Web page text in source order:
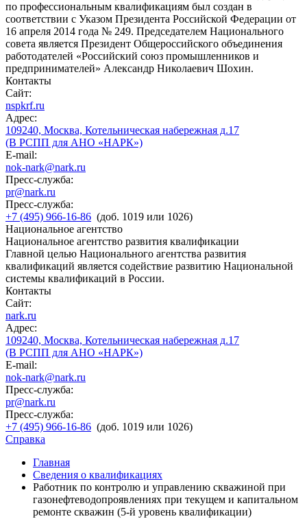
по профессиональным квалификациям был создан в
соответствии с Указом Президента Российской Федерации от
16 апреля 2014 года № 249. Председателем Национального
совета является Президент Общероссийского объединения
работодателей «Российский союз промышленников и
предпринимателей» Александр Николаевич Шохин.
Контакты
Сайт:
nspkrf.ru
Адрес:
109240, Москва, Котельническая набережная д.17
(В РСПП для АНО «НАРК»)
E-mail:
nok-nark@nark.ru
Пресс-служба:
pr@nark.ru
Пресс-служба:
+7 (495) 966-16-86 (доб. 1019 или 1026)
Национальное агентство
Национальное агентство развития квалификации
Главной целью Национального агентства развития
квалификаций является содействие развитию Национальной
системы квалификаций в России.
Контакты
Сайт:
nark.ru
Адрес:
109240, Москва, Котельническая набережная д.17
(В РСПП для АНО «НАРК»)
E-mail:
nok-nark@nark.ru
Пресс-служба:
pr@nark.ru
Пресс-служба:
+7 (495) 966-16-86 (доб. 1019 или 1026)
Справка
Главная
Сведения о квалификациях
Работник по контролю и управлению скважиной при
газонефтеводопроявлениях при текущем и капитальном
ремонте скважин (5-й уровень квалификации)